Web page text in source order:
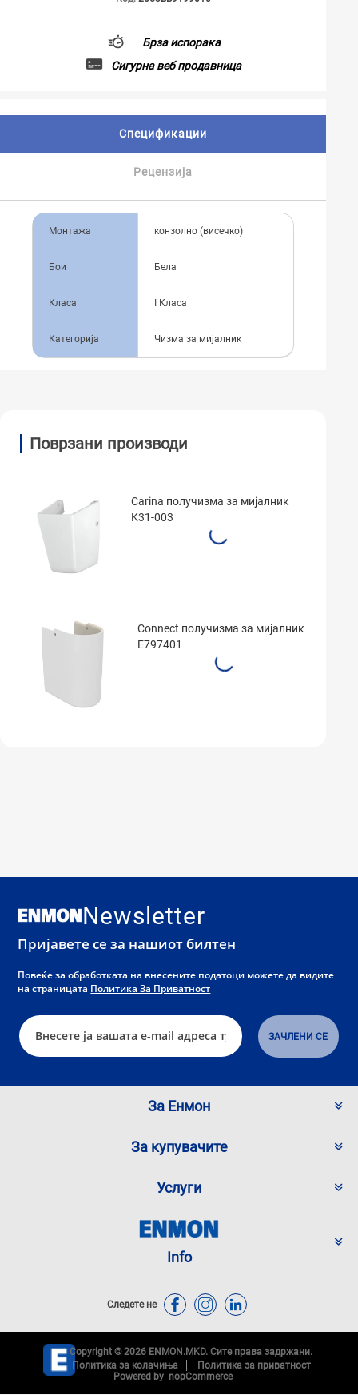
Брза испорака
Сигурна веб продавница
Спецификации
Рецензија
Монтажа конзолно (висечко)
Бои Бела
Класа I Класа
Категорија Чизма за мијалник
Поврзани производи
Carina получизма за мијалник
K31-003
Connect получизма за мијалник
E797401
Newsletter
Пријавете се за нашиот билтен
Повеќе за обработката на внесените податоци можете да видите
на страницата Политика За Приватност
За Енмон
За купувачите
Услуги
Info
Следете не
Copyright © 2026 ENMON.MKD. Сите права задржани.
Политика за колачиња
Политика за приватност
Powered by nopCommerce